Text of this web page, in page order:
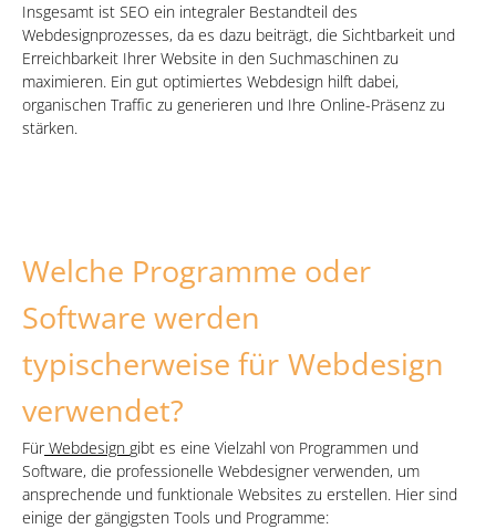
Insgesamt ist SEO ein integraler Bestandteil des
Webdesignprozesses, da es dazu beiträgt, die Sichtbarkeit und
Erreichbarkeit Ihrer Website in den Suchmaschinen zu
maximieren. Ein gut optimiertes Webdesign hilft dabei,
organischen Traffic zu generieren und Ihre Online-Präsenz zu
stärken.
Welche Programme oder
Software werden
typischerweise für Webdesign
verwendet?
FürWebdesign gibt es eine Vielzahl von Programmen und
Software, die professionelle Webdesigner verwenden, um
ansprechende und funktionale Websites zu erstellen. Hier sind
einige der gängigsten Tools und Programme: